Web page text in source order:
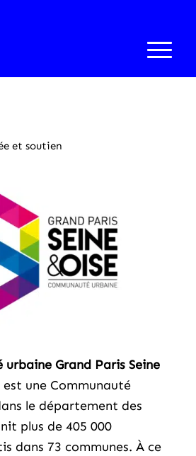
et soutien
urbaine Grand Paris Seine
est une Communauté
le département des
plus de 405 000
dans 73 communes. À ce